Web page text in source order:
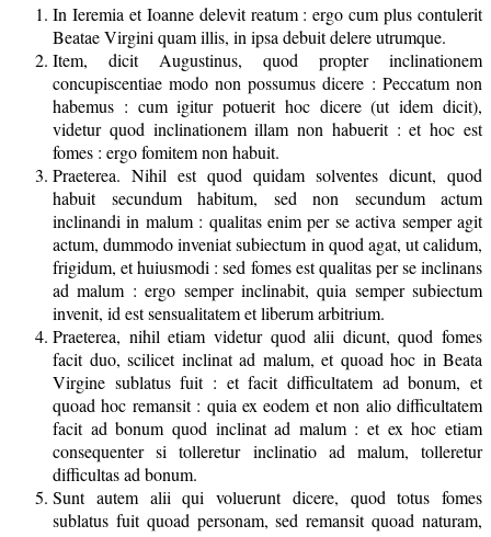
In Ieremia et Ioanne delevit reatum : ergo cum plus contulerit
Beatae Virgini quam illis, in ipsa debuit delere utrumque.
Item, dicit Augustinus, quod propter inclinationem
concupiscentiae modo non possumus dicere : Peccatum non
habemus : cum igitur potuerit hoc dicere (ut idem dicit),
videtur quod inclinationem illam non habuerit : et hoc est
fomes : ergo fomitem non habuit.
Praeterea. Nihil est quod quidam solventes dicunt, quod
habuit secundum habitum, sed non secundum actum
inclinandi in malum : qualitas enim per se activa semper agit
actum, dummodo inveniat subiectum in quod agat, ut calidum,
frigidum, et huiusmodi : sed fomes est qualitas per se inclinans
ad malum : ergo semper inclinabit, quia semper subiectum
invenit, id est sensualitatem et liberum arbitrium.
Praeterea, nihil etiam videtur quod alii dicunt, quod fomes
facit duo, scilicet inclinat ad malum, et quoad hoc in Beata
Virgine sublatus fuit : et facit difficultatem ad bonum, et
quoad hoc remansit : quia ex eodem et non alio difficultatem
facit ad bonum quod inclinat ad malum : et ex hoc etiam
consequenter si tolleretur inclinatio ad malum, tolleretur
difficultas ad bonum.
Sunt autem alii qui voluerunt dicere, quod totus fomes
sublatus fuit quoad personam, sed remansit quoad naturam,